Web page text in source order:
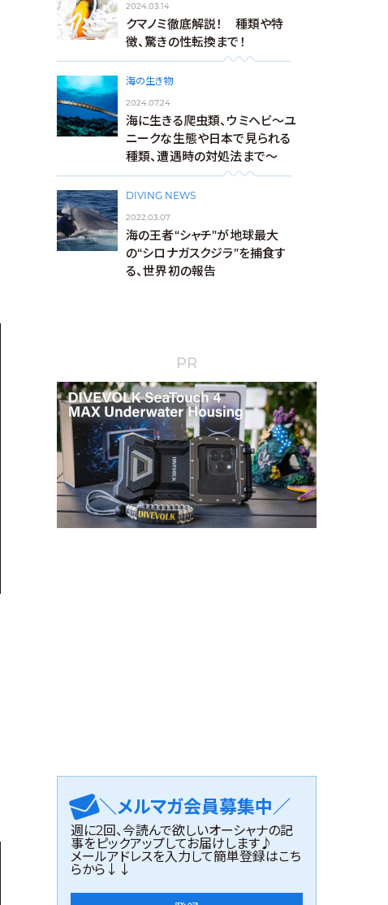
2024.03.14
クマノミ徹底解説！ 種類や特
徴、驚きの性転換まで！
海の生き物
2024.07.24
海に生きる爬虫類、ウミヘビ～ユ
ニークな生態や日本で見られる
種類、遭遇時の対処法まで～
DIVING NEWS
2022.03.07
海の王者“シャチ”が地球最大
の“シロナガスクジラ”を捕食す
る、世界初の報告
PR
＼メルマガ会員募集中／
週に2回、今読んで欲しいオーシャナの記
事をピックアップしてお届けします♪
メールアドレスを入力して簡単登録はこち
らから↓↓